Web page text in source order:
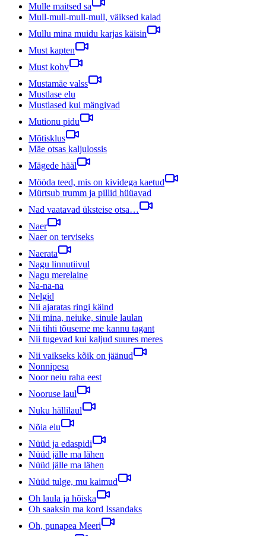
Mulle maitsed sa
Mull-mull-mull-mull, väiksed kalad
Mullu mina muidu karjas käisin
Must kapten
Must kohv
Mustamäe valss
Mustlase elu
Mustlased kui mängivad
Mutionu pidu
Mõtisklus
Mäe otsas kaljulossis
Mägede hääl
Mööda teed, mis on kividega kaetud
Mürtsub trumm ja pillid hüüavad
Nad vaatavad üksteise otsa…
Naer
Naer on terviseks
Naerata
Nagu linnutiivul
Nagu merelaine
Na-na-na
Nelgid
Nii ajaratas ringi käind
Nii mina, neiuke, sinule laulan
Nii tihti tõuseme me kannu tagant
Nii tugevad kui kaljud suures meres
Nii vaikseks kõik on jäänud
Nonnipesa
Noor neiu raha eest
Nooruse laul
Nuku hällilaul
Nõia elu
Nüüd ja edaspidi
Nüüd jälle ma lähen
Nüüd jälle ma lähen
Nüüd tulge, mu kaimud
Oh laula ja hõiska
Oh saaksin ma kord Issandaks
Oh, punapea Meeri